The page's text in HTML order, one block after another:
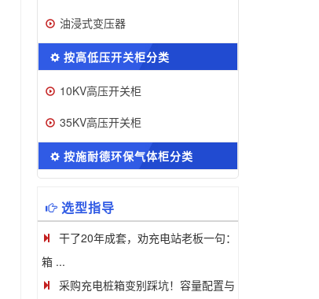
油浸式变压器
按高低压开关柜分类
10KV高压开关柜
35KV高压开关柜
按施耐德环保气体柜分类
选型指导
干了20年成套，劝充电站老板一句：
箱 ...
采购充电桩箱变别踩坑！容量配置与